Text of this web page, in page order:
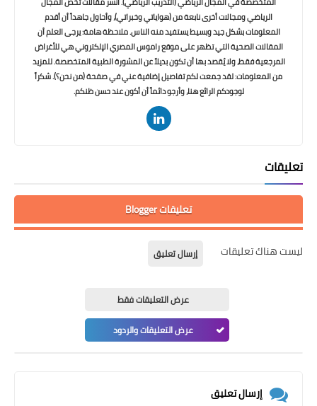
الرياضي ومجالات أخرى نابعة من (هواياتي وخبراتي)، وأحاول جاهداً أن أقدم
المعلومات بشكل جيد وبسيط يستفيد منه الناس. ملاحظة هامة: يرجى العلم أن
المقالات الصحية التي تظهر على موقع راموس المصري الإلكتروني هي للأغراض
المرجعية فقط، ولا يُقصد بها أن تكون بديلاً عن المشورة الطبية المتخصصة. للمزيد
من المعلومات: لقد جمعت لكم تفاصيل إضافية عني في صفحة (من نحن؟). شكراً
لوجودكم الرائع هنا، وأرجو دائماً أن أكون عند حسن ظنكم.
تعليقات
تعليقات Blogger
ليست هناك تعليقات إرسال تعليق
عرض التعليقات فقط
عرض التعليقات والردود
إرسال تعليق